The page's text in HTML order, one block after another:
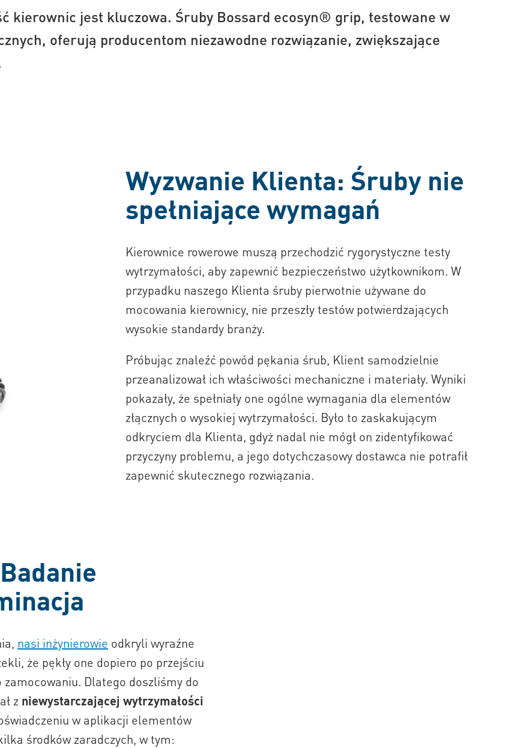
kierownic jest kluczowa. Śruby Bossard ecosyn® grip, testowane w
oferują producentom niezawodne rozwiązanie, zwiększające
Wyzwanie Klienta: Śruby nie
spełniające wymagań
Kierownice rowerowe muszą przechodzić rygorystyczne testy
wytrzymałości, aby zapewnić bezpieczeństwo użytkownikom. W
przypadku naszego Klienta śruby pierwotnie używane do
mocowania kierownicy, nie przeszły testów potwierdzających
wysokie standardy branży.
Próbując znaleźć powód pękania śrub, Klient samodzielnie
przeanalizował ich właściwości mechaniczne i materiały. Wyniki
pokazały, że spełniały one ogólne wymagania dla elementów
złącznych o wysokiej wytrzymałości. Było to zaskakującym
odkryciem dla Klienta, gdyż nadal nie mógł on zidentyfikować
przyczyny problemu, a jego dotychczasowy dostawca nie potrafił
zapewnić skutecznego rozwiązania.
nasi inżynierowie odkryli wyraźne
że pękły one dopiero po przejściu
Dlatego doszliśmy do
z niewystarczającej wytrzymałości
w aplikacji elementów
środków zaradczych, w tym: